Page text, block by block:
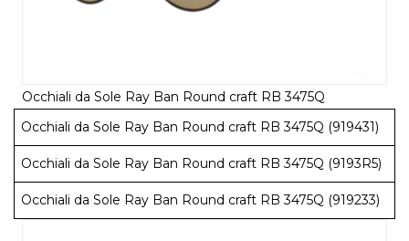
Occhiali da Sole Ray Ban Round craft RB 3475Q
Occhiali da Sole Ray Ban Round craft RB 3475Q (919431)
Occhiali da Sole Ray Ban Round craft RB 3475Q (9193R5)
Occhiali da Sole Ray Ban Round craft RB 3475Q (919233)